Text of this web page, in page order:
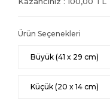
Ürün Seçenekleri
Büyük (41 x 29 cm)
Küçük (20 x 14 cm)